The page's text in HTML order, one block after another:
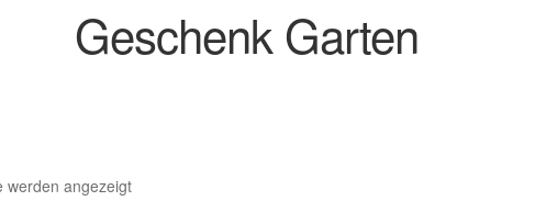
Geschenk Garten
werden angezeigtNach